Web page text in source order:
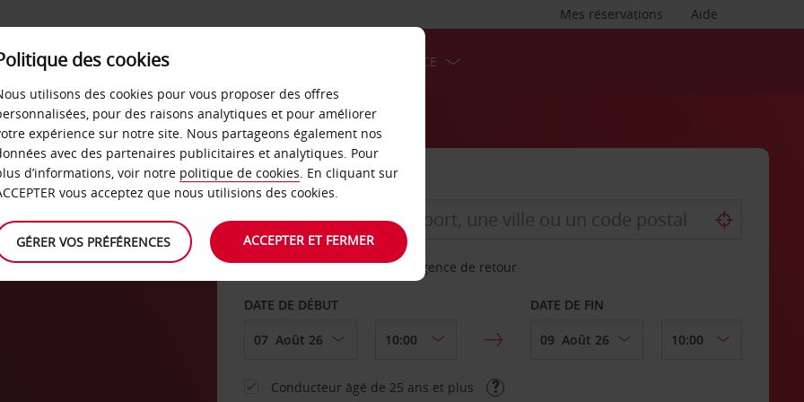
Aide
Mes réservations
SERVICES &
LOCATION
LIBRE-SERVICE
AGENCE DE DÉPART
Sélectionnez une autre agence de retour
DATE DE DÉBUT DATE DE FIN
Conducteur âgé de 25 ans et plus
des cookies
utilisons des cookies pour vous proposer des offres
pour des raisons analytiques et pour améliorer
expérience sur notre site. Nous partageons également nos
avec des partenaires publicitaires et analytiques. Pour
d’informations, voir notre politique de cookies. En cliquant sur
vous acceptez que nous utilisions des cookies.
GÉRER VOS PRÉFÉRENCES ACCEPTER ET FERMER